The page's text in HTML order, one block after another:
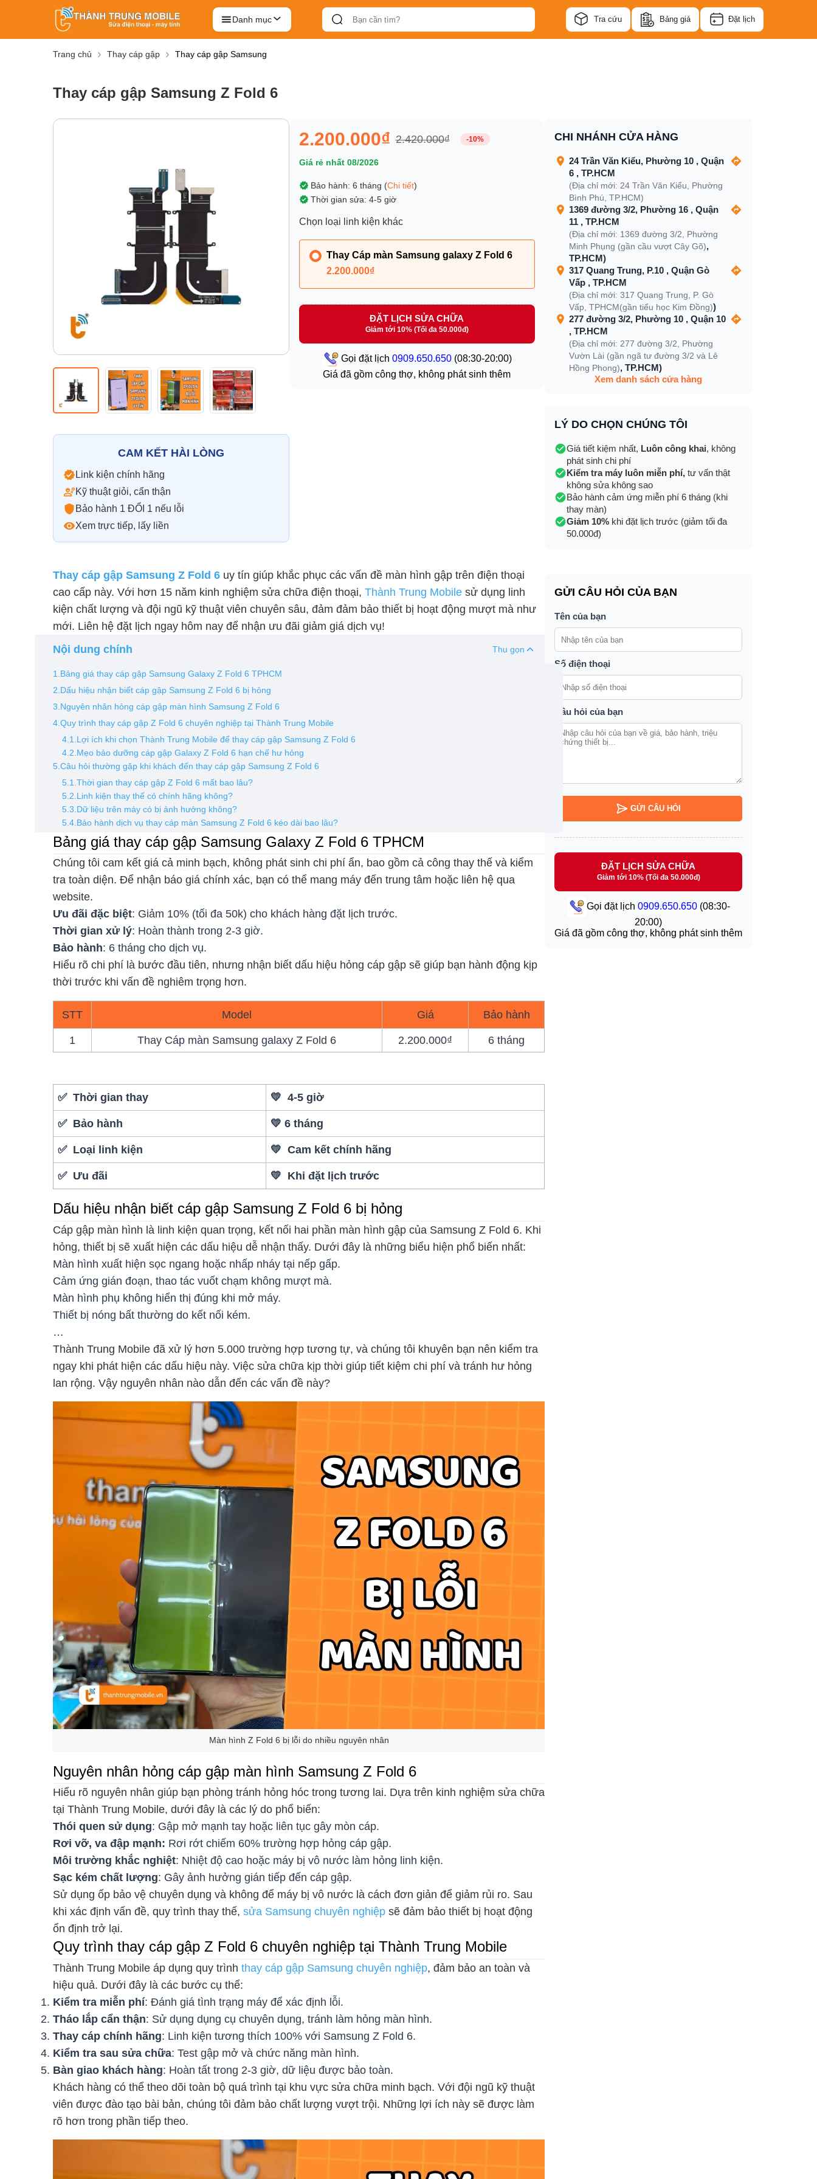
Danh mục Tra cứu Bảng giá Đặt lịch
Trang chủ Thay cáp gập Thay cáp gập Samsung
Thay cáp gập Samsung Z Fold 6
CAM KẾT HÀI LÒNG
Link kiện chính hãng
Kỹ thuật giỏi, cẩn thận
Bảo hành 1 ĐỔI 1 nếu lỗi
Xem trực tiếp, lấy liền
2.200.000₫ 2.420.000₫ -10%
Giá rẻ nhất 08/2026
Bảo hành: 6 tháng (Chi tiết)
Thời gian sửa: 4-5 giờ
Chọn loại linh kiện khác
Thay Cáp màn Samsung galaxy Z Fold 6
2.200.000₫
ĐẶT LỊCH SỬA CHỮA
Giảm tới 10% (Tối đa 50.000đ)
Gọi đặt lịch0909.650.650 (08:30-20:00)
Giá đã gồm công thợ, không phát sinh thêm
Thay cáp gập Samsung Z Fold 6 uy tín giúp khắc phục các vấn đề màn hình gập trên điện thoại
cao cấp này. Với hơn 15 năm kinh nghiệm sửa chữa điện thoại, Thành Trung Mobile sử dụng linh
kiện chất lượng và đội ngũ kỹ thuật viên chuyên sâu, đảm đảm bảo thiết bị hoạt động mượt mà như
mới. Liên hệ đặt lịch ngay hôm nay để nhận ưu đãi giảm giá dịch vụ!
Nội dung chính
Thu gọn
1.Bảng giá thay cáp gập Samsung Galaxy Z Fold 6 TPHCM
2.Dấu hiệu nhận biết cáp gập Samsung Z Fold 6 bị hỏng
3.Nguyên nhân hỏng cáp gập màn hình Samsung Z Fold 6
4.Quy trình thay cáp gập Z Fold 6 chuyên nghiệp tại Thành Trung Mobile
4.1.Lợi ích khi chọn Thành Trung Mobile để thay cáp gập Samsung Z Fold 6
4.2.Mẹo bảo dưỡng cáp gập Galaxy Z Fold 6 hạn chế hư hỏng
5.Câu hỏi thường gặp khi khách đến thay cáp gập Samsung Z Fold 6
5.1.Thời gian thay cáp gập Z Fold 6 mất bao lâu?
5.2.Linh kiện thay thế có chính hãng không?
5.3.Dữ liệu trên máy có bị ảnh hưởng không?
5.4.Bảo hành dịch vụ thay cáp màn Samsung Z Fold 6 kéo dài bao lâu?
Bảng giá thay cáp gập Samsung Galaxy Z Fold 6 TPHCM
Chúng tôi cam kết giá cả minh bạch, không phát sinh chi phí ẩn, bao gồm cả công thay thế và kiểm
tra toàn diện. Để nhận báo giá chính xác, bạn có thể mang máy đến trung tâm hoặc liên hệ qua
website.
Ưu đãi đặc biệt: Giảm 10% (tối đa 50k) cho khách hàng đặt lịch trước.
Thời gian xử lý: Hoàn thành trong 2-3 giờ.
Bảo hành: 6 tháng cho dịch vụ.
Hiểu rõ chi phí là bước đầu tiên, nhưng nhận biết dấu hiệu hỏng cáp gập sẽ giúp bạn hành động kịp
thời trước khi vấn đề nghiêm trọng hơn.
STT Model Giá Bảo hành
1 Thay Cáp màn Samsung galaxy Z Fold 6 2.200.000₫ 6 tháng
✅ Thời gian thay 💛 4-5 giờ
✅ Bảo hành 💛 6 tháng
✅ Loại linh kiện 💛 Cam kết chính hãng
✅ Ưu đãi 💛 Khi đặt lịch trước
Dấu hiệu nhận biết cáp gập Samsung Z Fold 6 bị hỏng
Cáp gập màn hình là linh kiện quan trọng, kết nối hai phần màn hình gập của Samsung Z Fold 6. Khi
hỏng, thiết bị sẽ xuất hiện các dấu hiệu dễ nhận thấy. Dưới đây là những biểu hiện phổ biến nhất:
Màn hình xuất hiện sọc ngang hoặc nhấp nháy tại nếp gấp.
Cảm ứng gián đoạn, thao tác vuốt chạm không mượt mà.
Màn hình phụ không hiển thị đúng khi mở máy.
Thiết bị nóng bất thường do kết nối kém.
…
Thành Trung Mobile đã xử lý hơn 5.000 trường hợp tương tự, và chúng tôi khuyên bạn nên kiểm tra
ngay khi phát hiện các dấu hiệu này. Việc sửa chữa kịp thời giúp tiết kiệm chi phí và tránh hư hỏng
lan rộng. Vậy nguyên nhân nào dẫn đến các vấn đề này?
Màn hình Z Fold 6 bị lỗi do nhiều nguyên nhân
Nguyên nhân hỏng cáp gập màn hình Samsung Z Fold 6
Hiểu rõ nguyên nhân giúp bạn phòng tránh hỏng hóc trong tương lai. Dựa trên kinh nghiệm sửa chữa
tại Thành Trung Mobile, dưới đây là các lý do phổ biến:
Thói quen sử dụng: Gập mở mạnh tay hoặc liên tục gây mòn cáp.
Rơi vỡ, va đập mạnh: Rơi rớt chiếm 60% trường hợp hỏng cáp gập.
Môi trường khắc nghiệt: Nhiệt độ cao hoặc máy bị vô nước làm hỏng linh kiện.
Sạc kém chất lượng: Gây ảnh hưởng gián tiếp đến cáp gập.
Sử dụng ốp bảo vệ chuyên dụng và không để máy bị vô nước là cách đơn giản để giảm rủi ro. Sau
khi xác định vấn đề, quy trình thay thế, sửa Samsung chuyên nghiệp sẽ đảm bảo thiết bị hoạt động
ổn định trở lại.
Quy trình thay cáp gập Z Fold 6 chuyên nghiệp tại Thành Trung Mobile
Thành Trung Mobile áp dụng quy trình thay cáp gập Samsung chuyên nghiệp, đảm bảo an toàn và
hiệu quả. Dưới đây là các bước cụ thể:
Kiểm tra miễn phí: Đánh giá tình trạng máy để xác định lỗi.
Tháo lắp cẩn thận: Sử dụng dụng cụ chuyên dụng, tránh làm hỏng màn hình.
Thay cáp chính hãng: Linh kiện tương thích 100% với Samsung Z Fold 6.
Kiểm tra sau sửa chữa: Test gập mở và chức năng màn hình.
Bàn giao khách hàng: Hoàn tất trong 2-3 giờ, dữ liệu được bảo toàn.
Khách hàng có thể theo dõi toàn bộ quá trình tại khu vực sửa chữa minh bạch. Với đội ngũ kỹ thuật
viên được đào tạo bài bản, chúng tôi đảm bảo chất lượng vượt trội. Những lợi ích này sẽ được làm
rõ hơn trong phần tiếp theo.
CHI NHÁNH CỬA HÀNG
24 Trần Văn Kiểu, Phường 10 , Quận
6 , TP.HCM
(Địa chỉ mới: 24 Trần Văn Kiểu, Phường
Bình Phú, TP.HCM)
1369 đường 3/2, Phường 16 , Quận
11 , TP.HCM
(Địa chỉ mới: 1369 đường 3/2, Phường
Minh Phụng (gần cầu vượt Cây Gõ),
TP.HCM)
317 Quang Trung, P.10 , Quận Gò
Vấp , TP.HCM
(Địa chỉ mới: 317 Quang Trung, P. Gò
Vấp, TPHCM(gần tiểu học Kim Đồng))
277 đường 3/2, Phường 10 , Quận 10
, TP.HCM
(Địa chỉ mới: 277 đường 3/2, Phường
Vườn Lài (gần ngã tư đường 3/2 và Lê
Hồng Phong), TP.HCM)
Xem danh sách cửa hàng
LÝ DO CHỌN CHÚNG TÔI
Giá tiết kiệm nhất, Luôn công khai, không
phát sinh chi phí
Kiểm tra máy luôn miễn phí, tư vấn thật
không sửa không sao
Bảo hành cảm ứng miễn phí 6 tháng (khi
thay màn)
Giảm 10% khi đặt lịch trước (giảm tối đa
50.000đ)
GỬI CÂU HỎI CỦA BẠN
Tên của bạn
Số điện thoại
Câu hỏi của bạn
GỬI CÂU HỎI
ĐẶT LỊCH SỬA CHỮA
Giảm tới 10% (Tối đa 50.000đ)
Gọi đặt lịch 0909.650.650(08:30-
20:00)
Giá đã gồm công thợ, không phát sinh thêm